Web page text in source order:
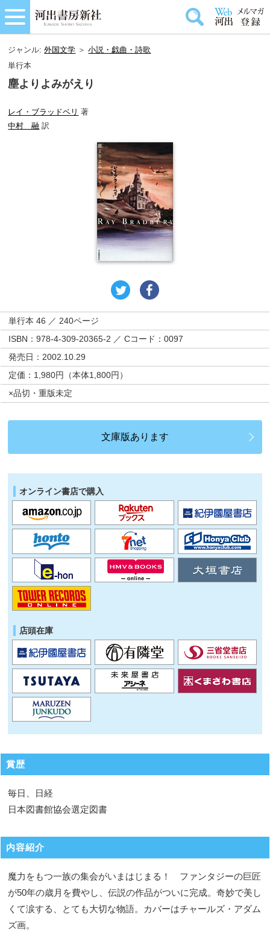
ジャンル:外国文学 ＞小説・戯曲・詩歌
単行本
塵よりよみがえり
レイ・ブラッドベリ 著
中村 融 訳
単行本 46 ／ 240ページ
ISBN：978-4-309-20365-2 ／ Cコード：0097
発売日：2002.10.29
定価：1,980円（本体1,800円）
×品切・重版未定
文庫版あります
オンライン書店で購入
店頭在庫
賞歴
毎日、日経
日本図書館協会選定図書
内容紹介
魔力をもつ一族の集会がいまはじまる！ ファンタジーの巨匠
が50年の歳月を費やし、伝説の作品がついに完成。奇妙で美し
くて涙する、とても大切な物語。カバーはチャールズ・アダム
ズ画。